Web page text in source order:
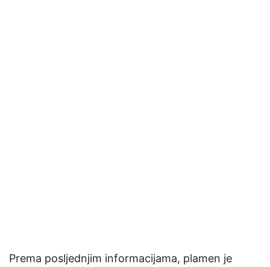
Prema posljednjim informacijama, plamen je